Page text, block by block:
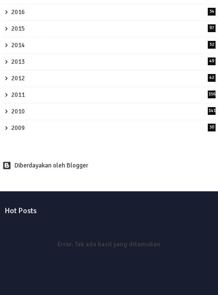
2016 34
2015 97
2014 32
2013 49
2012 42
2011 156
2010 141
2009 30
Diberdayakan oleh Blogger
Hot Posts
Error: Tak ada hasil yang ditemukan